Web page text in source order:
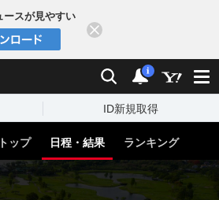
ースが見やすい
検索 通知
i
ID新規取得
トップ 日程・結果 ランキング